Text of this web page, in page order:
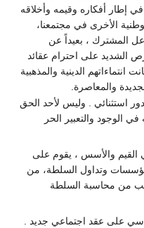
إطار أفكاره وقيمه وأخلاقه
الأخرى في مجتمعنا،
المشترك ، بعيداً عن
الشديد على احترام عقائد
انتماءاتهم الدينية والمذهبية
والمعاصرة.
استثنائي . وليس لأحد الحق
الوجود والتعبير الحر
القيم والأسس ، يقوم على
وتداول السلطة، من
من محاسبة السلطة
على عقد اجتماعي جديد .